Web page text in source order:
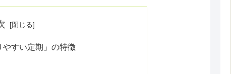
やすい定期」の特徴